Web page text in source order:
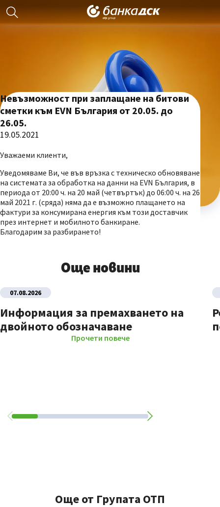
Невъзможност при заплащане на битови
сметки към EVN България от 20.05. до
26.05.
19.05.2021
Уважаеми клиенти,
Уведомяваме Ви, че във връзка с техническо обновяване
на системата за обработка на данни на EVN България, в
периода от 20:00 ч. на 20 май (четвъртък) до 06:00 ч. на 26
май 2021 г. (сряда) няма да е възможно плащането на
фактури за консумирана енергия към този доставчик
през интернет и мобилното банкиране.
Благодарим за разбирането!
Още новини
07.08.2026
Информация за премахването на
двойното обозначаване
Прочети повече
Още от Групата ОТП